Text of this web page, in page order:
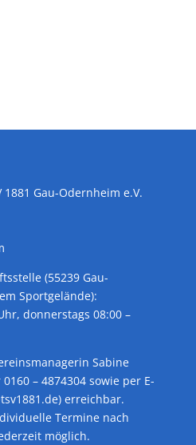
Gau-Odernheim e.V.
(55239 Gau-
Sportgelände):
donnerstags 08:00 –
Sabine
– 4874304 sowie per E-
erreichbar.
Termine nach
möglich.